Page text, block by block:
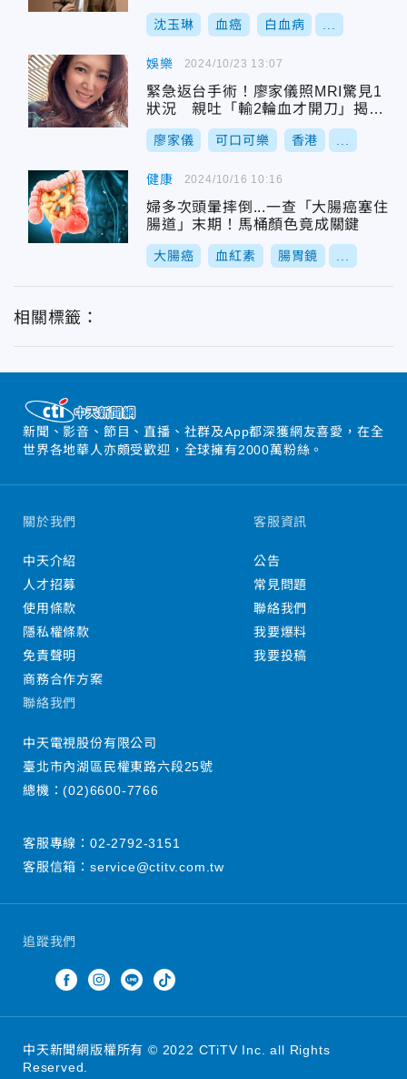
沈玉琳 血癌 白血病
娛樂
緊急返台手術！廖家儀照MRI驚見1
狀況 親吐「輸2輪血才開刀」揭病
況
廖家儀 可口可樂 香港
2024/10/23 13:07
健康
婦多次頭暈摔倒...一查「大腸癌塞住
腸道」末期！馬桶顏色竟成關鍵
大腸癌 血紅素 腸胃鏡
2024/10/16 10:16
相關標籤：
新聞、影音、節目、直播、社群及App都深獲網友喜愛，在全
世界各地華人亦頗受歡迎，全球擁有2000萬粉絲。
追蹤我們
關於我們
中天介紹
人才招募
使用條款
隱私權條款
免責聲明
商務合作方案
客服資訊
公告
常見問題
聯絡我們
我要爆料
我要投稿
聯絡我們
中天電視股份有限公司
臺北市內湖區民權東路六段25號
總機：(02)6600-7766
客服專線： 02-2792-3151
客服信箱： service@ctitv.com.tw
中天新聞網版權所有 © 2022 CTiTV Inc. all Rights
Reserved.